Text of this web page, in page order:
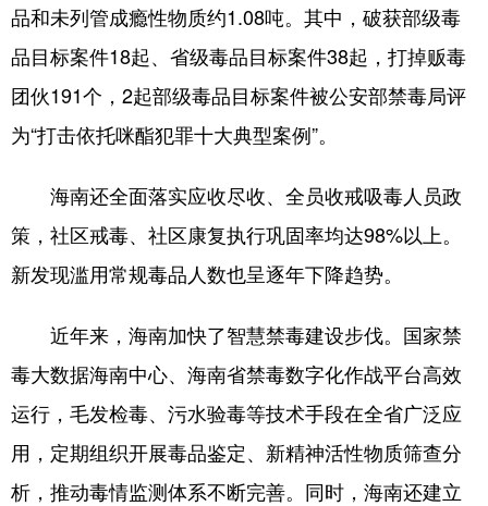
品和未列管成瘾性物质约1.08吨。其中，破获部级毒
品目标案件18起、省级毒品目标案件38起，打掉贩毒
团伙191个，2起部级毒品目标案件被公安部禁毒局评
为“打击依托咪酯犯罪十大典型案例”。
海南还全面落实应收尽收、全员收戒吸毒人员政
策，社区戒毒、社区康复执行巩固率均达98%以上。
新发现滥用常规毒品人数也呈逐年下降趋势。
近年来，海南加快了智慧禁毒建设步伐。国家禁
毒大数据海南中心、海南省禁毒数字化作战平台高效
运行，毛发检毒、污水验毒等技术手段在全省广泛应
用，定期组织开展毒品鉴定、新精神活性物质筛查分
析，推动毒情监测体系不断完善。同时，海南还建立